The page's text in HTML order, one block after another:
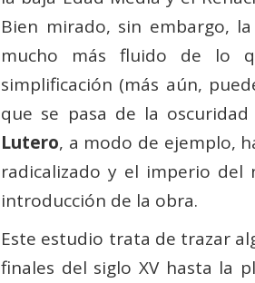
Bien mirado, sin embargo,
mucho más fluido de lo
simplificación (más aún,
que se pasa de la
Lutero, a modo de ejemplo,
radicalizado y el imperio del
introducción de la obra.
Este estudio trata de trazar
finales del siglo XV hasta la